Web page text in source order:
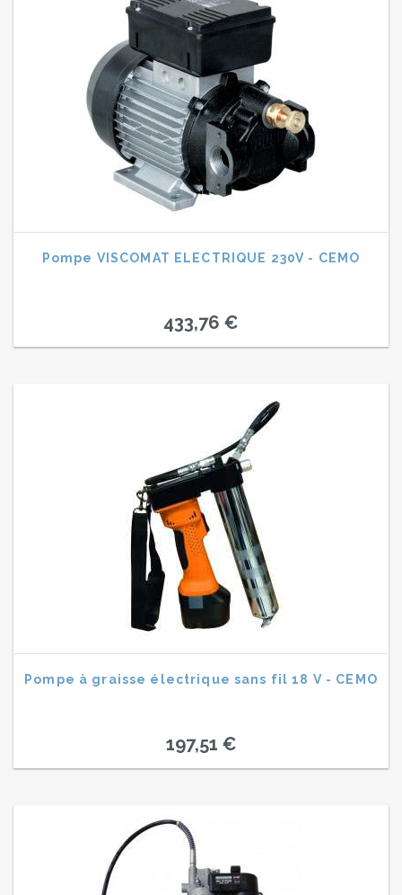
Pompe VISCOMAT ELECTRIQUE 230V - CEMO
433,76 €
Pompe à graisse électrique sans fil 18 V - CEMO
197,51 €